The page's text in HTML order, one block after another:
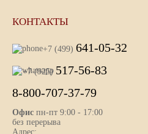
КОНТАКТЫ
+7 (499) 641-05-32
+7 (925) 517-56-83
8-800-707-37-79
Офис пн-пт 9:00 - 17:00
без перерыва
Адрес: